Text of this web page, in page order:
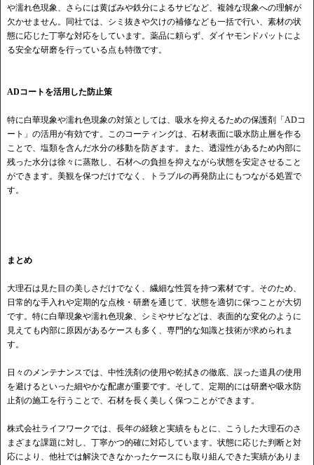
や濡れ色現象、さらには黄ばみや鉄分によるサビなど、複雑な現象への理解が
欠かせません。同社では、シミ抜きや欠けの補修なども一括で行い、素材の状
態に応じた丁寧な対応をしています。薬品に頼らず、ダイヤモンドパットによ
る安全な研磨を行っている点も特徴です。
ADコートを活用した防止策
特に白華現象や濡れ色現象の対策としては、吸水を抑えるための保護剤「ADコ
ート」の活用が有効です。このコーティングは、石材表面に吸水防止層を作る
ことで、塩類を含んだ水分の移動を防ぎます。また、透湿性があるため内部に
残った水分は徐々に蒸散し、石材への負担を抑えながら状態を安定させること
ができます。美観を保つだけでなく、トラブルの再発防止にもつながる処置で
す。
まとめ
大理石は見た目の美しさだけでなく、繊細な性質を持つ素材です。そのため、
日常的な手入れや定期的な点検・研磨を通じて、状態を適切に保つことが大切
です。特に白華現象や濡れ色現象、シミやサビなどは、表面的な変化のように
見えても内部に原因があるケースも多く、専門的な知識と技術が求められま
す。
日々のメンテナンスでは、中性洗剤の使用や乾拭きの徹底、誤った道具の使用
を避けるといった細やかな配慮が重要です。そして、定期的には研磨や吸水防
止剤の施工を行うことで、石材を長く美しく保つことができます。
株式会社ライフワークでは、長年の経験と実績をもとに、こうした大理石のさ
まざまな課題に対し、丁寧かつ的確に対応しています。状態に応じた判断と対
応により、他社では解決できなかったケースにも取り組んできた実績がありま